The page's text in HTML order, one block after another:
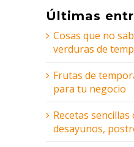
Últimas
Cosas que no
verduras de
Frutas de
para tu negocio
Recetas
desayunos,